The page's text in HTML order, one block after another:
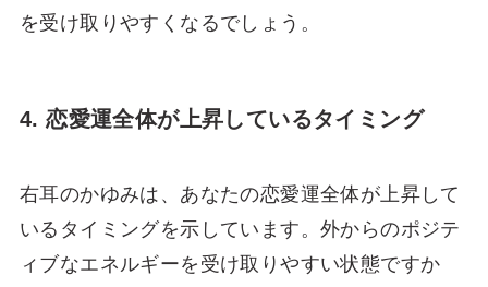
を受け取りやすくなるでしょう。
4. 恋愛運全体が上昇しているタイミング
右耳のかゆみは、あなたの恋愛運全体が上昇して
いるタイミングを示しています。外からのポジテ
ィブなエネルギーを受け取りやすい状態ですか